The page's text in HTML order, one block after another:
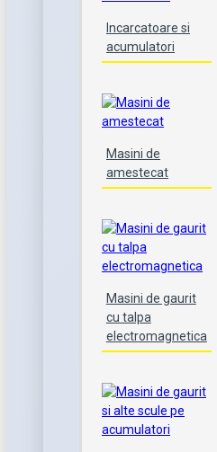
Incarcatoare si
acumulatori
Masini de
amestecat
Masini de gaurit
cu talpa
electromagnetica